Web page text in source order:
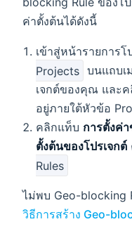
ค่าตั้งต้นได้ดังนี้
เข้าสู่หน้ารายการ
Projects บนแถบเ
เจกต์ของคุณ และ
อยู่ภายใต้หัวข้อ
คลิกแท็บ การตั้งค่
ตั้งต้นของโปรเจกต์
Rules
ไม่พบ Geo-blocking
วิธีการสร้าง Geo-